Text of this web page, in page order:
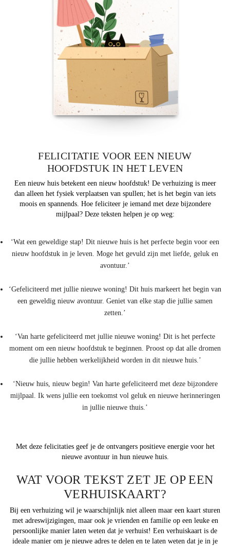
FELICITATIE VOOR EEN NIEUW
HOOFDSTUK IN HET LEVEN
Een nieuw huis betekent een nieuw hoofdstuk! De verhuizing is meer
dan alleen het fysiek verplaatsen van spullen; het is het begin van iets
moois en spannends. Hoe feliciteer je iemand met deze bijzondere
mijlpaal? Deze teksten helpen je op weg:
‘Wat een geweldige stap! Dit nieuwe huis is het perfecte begin voor een
nieuw hoofdstuk in je leven. Moge het gevuld zijn met liefde, geluk en
avontuur.’
‘Gefeliciteerd met jullie nieuwe woning! Dit huis markeert het begin van
een geweldig nieuw avontuur. Geniet van elke stap die jullie samen
zetten.’
‘Van harte gefeliciteerd met jullie nieuwe woning! Dit is het perfecte
moment om een nieuw hoofdstuk te beginnen. Proost op dat alle dromen
die jullie hebben werkelijkheid worden in dit nieuwe huis.’
‘Nieuw huis, nieuw begin! Van harte gefeliciteerd met deze bijzondere
mijlpaal. Ik wens jullie een toekomst vol geluk en nieuwe herinneringen
in jullie nieuwe thuis.’
Met deze felicitaties geef je de ontvangers positieve energie voor het
nieuwe avontuur in hun nieuwe huis.
WAT VOOR TEKST ZET JE OP EEN
VERHUISKAART?
Bij een verhuizing wil je waarschijnlijk niet alleen maar een kaart sturen
met adreswijzigingen, maar ook je vrienden en familie op een leuke en
persoonlijke manier laten weten dat je verhuist! Een verhuiskaart is de
ideale manier om je nieuwe adres te delen en te laten weten dat je in je